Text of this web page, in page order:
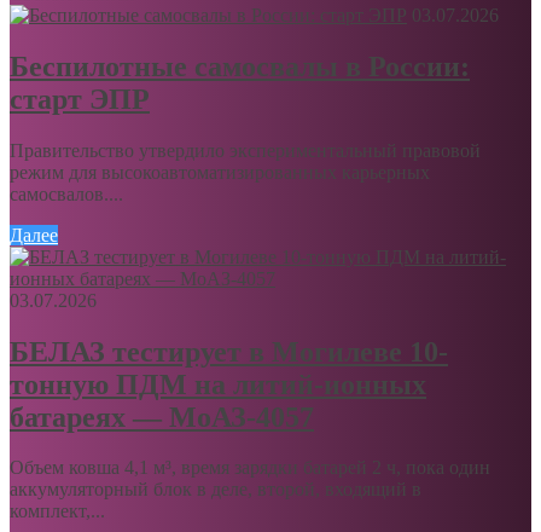
03.07.2026
Беспилотные самосвалы в России:
старт ЭПР
Правительство утвердило экспериментальный правовой
режим для высокоавтоматизированных карьерных
самосвалов....
Далее
03.07.2026
БЕЛАЗ тестирует в Могилеве 10-
тонную ПДМ на литий-ионных
батареях — МоАЗ-4057
Объем ковша 4,1 м³, время зарядки батарей 2 ч, пока один
аккумуляторный блок в деле, второй, входящий в
комплект,...